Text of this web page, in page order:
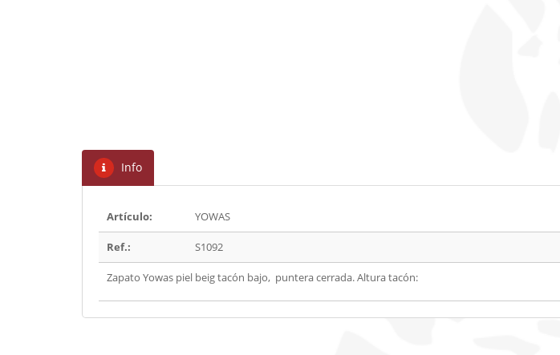
Info
Artículo: YOWAS
Ref.: S1092
Zapato Yowas piel beig tacón bajo, puntera cerrada. Altura tacón: